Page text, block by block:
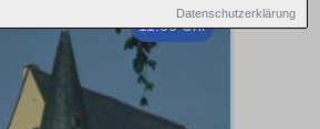
Datenschutzerklärung
11:00 Uhr